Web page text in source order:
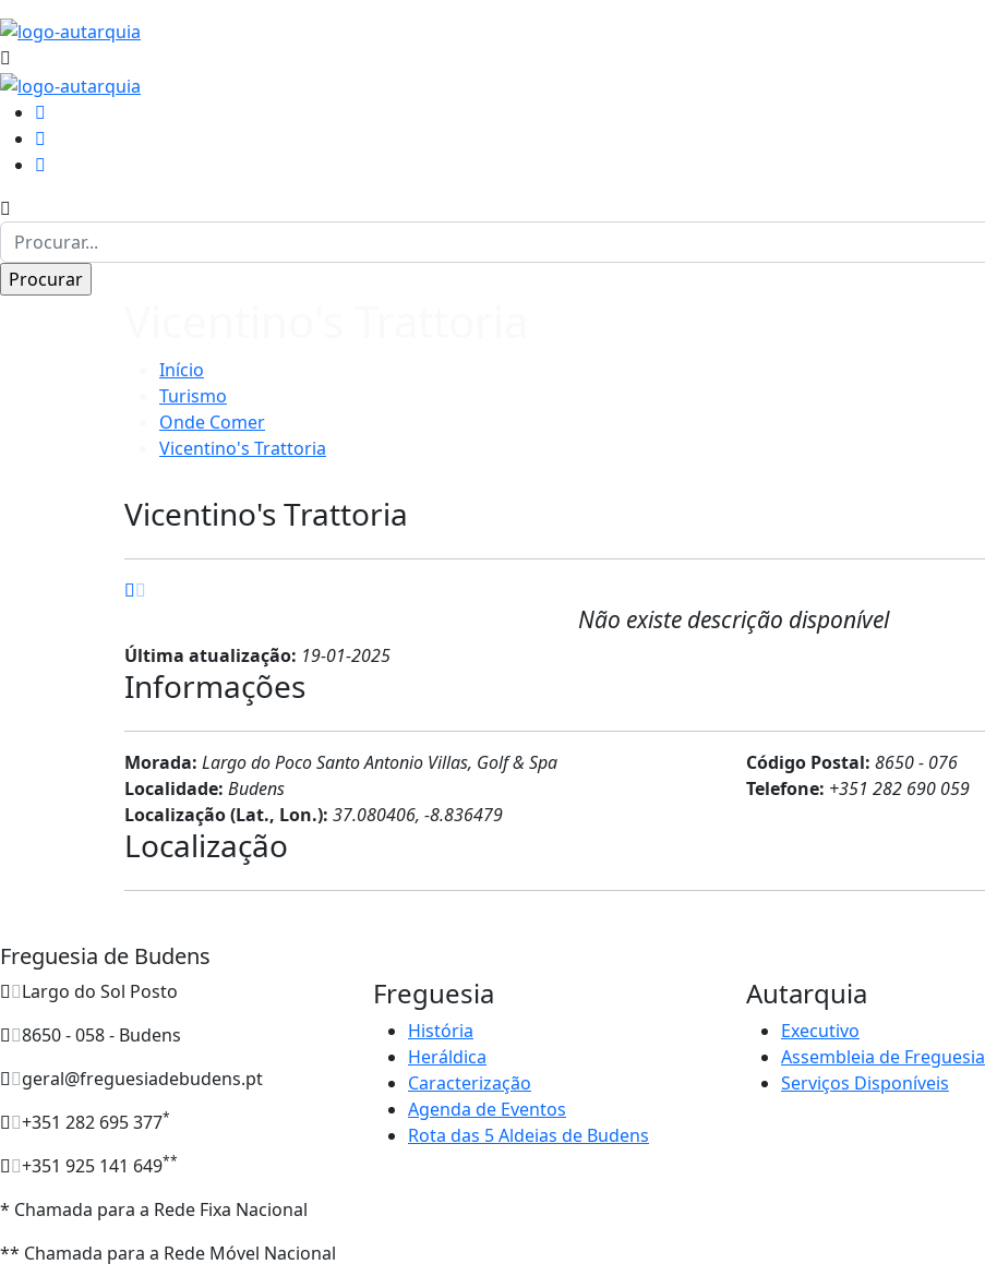
Início
Turismo
Onde Comer
Vicentino's Trattoria
Vicentino's Trattoria
Não existe descrição disponível
Última atualização: 19-01-2025
Informações
Morada: Largo do Poco Santo Antonio Villas, Golf & Spa Código Postal: 8650 - 076
Localidade: Budens Telefone: +351 282 690 059
Localização (Lat., Lon.): 37.080406, -8.836479
Localização
Freguesia de Budens
Largo do Sol Posto
8650 - 058 - Budens
geral@freguesiadebudens.pt
+351 282 695 377*
+351 925 141 649**
* Chamada para a Rede Fixa Nacional
** Chamada para a Rede Móvel Nacional
Freguesia
História
Heráldica
Caracterização
Agenda de Eventos
Rota das 5 Aldeias de Budens
Autarquia
Executivo
Assembleia de Freguesia
Serviços Disponíveis